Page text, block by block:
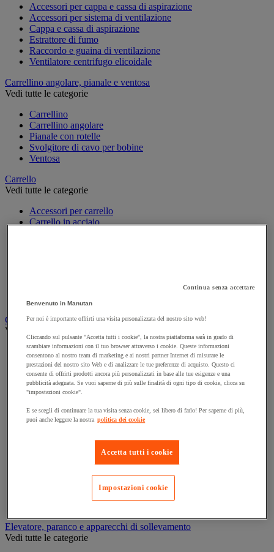
Accessori per cappa e cassa di aspirazione
Accessori per sistema di ventilazione
Cappa e cassa di aspirazione
Estrattore di fumo
Raccordo e guaina di ventilazione
Ventilatore centrifugo elicoidale
Carrellino angolare, pianale e ventosa
Vedi tutte le categorie
Carrellino
Carrellino angolare
Pianale con rotelle
Svolgitore di cavo per bobine
Ventosa
Carrello
Vedi tutte le categorie
Accessori per carrello
Carrello in acciaio
Carrello specifico
Carrello a ripiani e rimorchio industriale
Vedi tutte le categorie
Accessori per carrello
Carrello a livello costante
Carrello a piattaforma
Carrello a rimorchio
Carrello con pareti a griglia
Carrello con ripiani
Carrello con ripiani in alluminio e in inox
Carrello contenitore
Carrello e cassettiera su ruote
Carrello motorizzato
Carrello per carichi lunghi e voluminosi
Carrello per contenitori
Carrello per la preparazione di ordini
Elevatore, paranco e apparecchi di sollevamento
Vedi tutte le categorie
Continua senza accettare
Benvenuto in Manutan
Per noi è importante offrirti una visita personalizzata del nostro sito web!
Cliccando sul pulsante "Accetta tutti i cookie", la nostra piattaforma sarà in grado di
scambiare informazioni con il tuo browser attraverso i cookie. Queste informazioni
consentono al nostro team di marketing e ai nostri partner Internet di misurare le
prestazioni del nostro sito Web e di analizzare le tue preferenze di acquisto. Questo ci
consente di offrirti prodotti ancora più personalizzati in base alle tue esigenze e una
pubblicità adeguata. Se vuoi saperne di più sulle finalità di ogni tipo di cookie, clicca su
"impostazioni cookie".
E se scegli di continuare la tua visita senza cookie, sei libero di farlo! Per saperne di più,
puoi anche leggere la nostra politica dei cookie
Accetta tutti i cookie
Impostazioni cookie